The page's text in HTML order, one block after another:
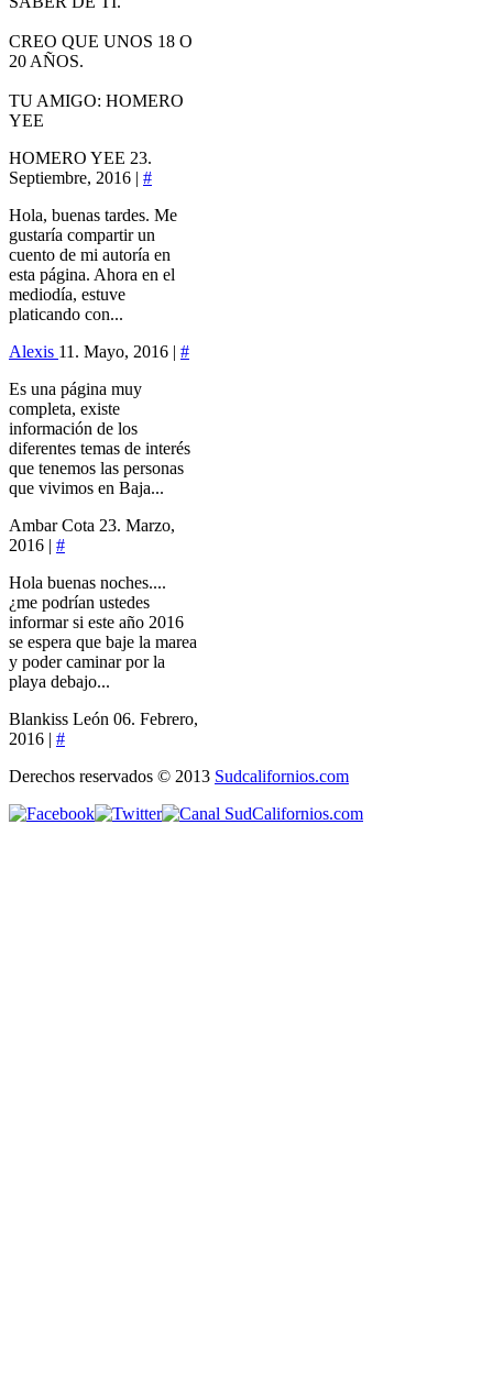
CREO QUE UNOS 18 O
20 AÑOS.
TU AMIGO: HOMERO
YEE
HOMERO YEE 23.
Septiembre, 2016 | #
Hola, buenas tardes. Me
gustaría compartir un
cuento de mi autoría en
esta página. Ahora en el
mediodía, estuve
platicando con...
Alexis 11. Mayo, 2016 | #
Es una página muy
completa, existe
información de los
diferentes temas de interés
que tenemos las personas
que vivimos en Baja...
Ambar Cota 23. Marzo,
2016 | #
Hola buenas noches....
¿me podrían ustedes
informar si este año 2016
se espera que baje la marea
y poder caminar por la
playa debajo...
Blankiss León 06. Febrero,
2016 | #
Derechos reservados © 2013 Sudcalifornios.com